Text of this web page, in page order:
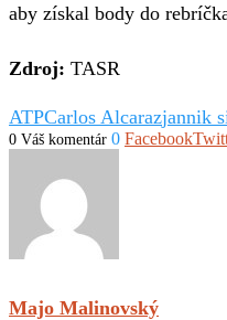
aby získal body do
Zdroj: TASR
ATPCarlos Alcarazjannik
0 Váš komentár 0 Facebook
Majo Malinovský